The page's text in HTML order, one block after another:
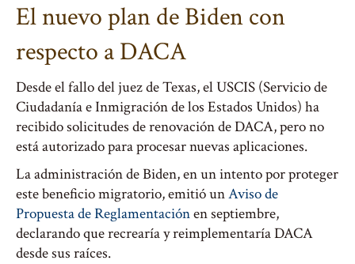
El nuevo plan de Biden con
respecto a DACA
Desde el fallo del juez de Texas, el USCIS (Servicio de
Ciudadanía e Inmigración de los Estados Unidos) ha
recibido solicitudes de renovación de DACA, pero no
está autorizado para procesar nuevas aplicaciones.
La administración de Biden, en un intento por proteger
este beneficio migratorio, emitió unAviso de
Propuesta de Reglamentaciónen septiembre,
declarando que recrearía y reimplementaría DACA
desde sus raíces.